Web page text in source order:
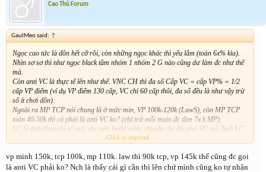
Cao Thủ Forum
GauIMeo said: ↑
Ngọc cao tức là dồn hết cỡ rồi, còn những ngọc khác thì yếu lắm (toàn 6x% kìa).
Nhìn sơ sơ thì như ngọc black tầm nhóm 1 nhóm 2 G nào cũng dư làm đc như thế
mà.
Còn anti VC là thực tế lên như thế. VNC CH thì đa số Cấp VC = cấp VP% = 1/2
cấp VP điểm (ví dụ VP điểm 130 cấp, VC chỉ 60 cấp thôi, đa số đều là như vậy trừ
số ít chơi dồn).
Ngoài ra MP TCP nói chung là ở mức min, VP 100k-120k (LawS), còn MP TCP
toàn 40-50k thì có phải là anti VC ko? (chỉ trừ mỗi main đc tầm 7x k MP).
LC là tính tổng chỉ số mà, cho nên build riêng chuyên chỉ đối phó VC mà 2m5 LC
nó khác với 2m7 LC mà ko chú trọng riêng chứ.
Click to expand...
vp minh 150k, tcp 100k, mp 110k. law thì 90k tcp, vp 145k thế cũng đc gọi
là anti VC phải ko? Nch là thấy cái gì cần thì lên chứ mình cũng ko tự nhận